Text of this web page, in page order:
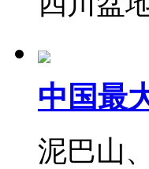
中国最
泥巴山